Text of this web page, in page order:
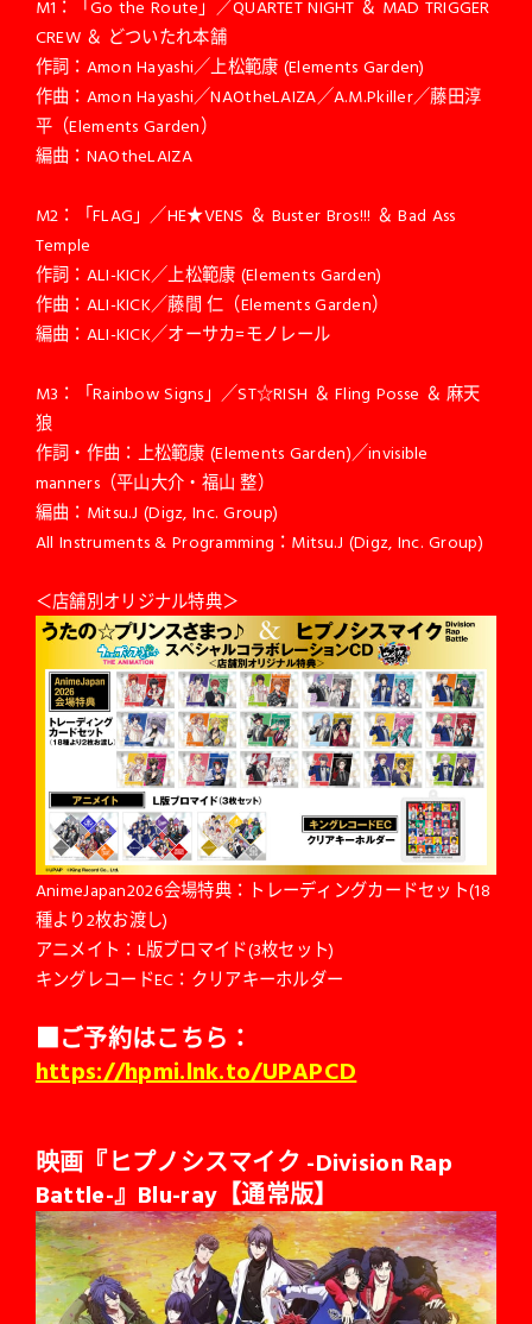
M1：「Go the Route」／QUARTET NIGHT ＆ MAD TRIGGER
CREW ＆ どついたれ本舗
作詞：Amon Hayashi／上松範康 (Elements Garden)
作曲：Amon Hayashi／NAOtheLAIZA／A.M.Pkiller／藤田淳
平（Elements Garden）
編曲：NAOtheLAIZA
M2：「FLAG」／HE★VENS ＆ Buster Bros!!! ＆ Bad Ass
Temple
作詞：ALI-KICK／上松範康 (Elements Garden)
作曲：ALI-KICK／藤間 仁（Elements Garden）
編曲：ALI-KICK／オーサカ=モノレール
M3：「Rainbow Signs」／ST☆RISH ＆ Fling Posse ＆ 麻天
狼
作詞・作曲：上松範康 (Elements Garden)／invisible
manners（平山大介・福山 整）
編曲：Mitsu.J (Digz, Inc. Group)
All Instruments & Programming：Mitsu.J (Digz, Inc. Group)
＜店舗別オリジナル特典＞
AnimeJapan2026会場特典：トレーディングカードセット(18
種より2枚お渡し)
アニメイト：L版ブロマイド(3枚セット)
キングレコードEC：クリアキーホルダー
■ご予約はこちら：
https://hpmi.lnk.to/UPAPCD
映画『ヒプノシスマイク -Division Rap
Battle-』Blu-ray 【通常版】